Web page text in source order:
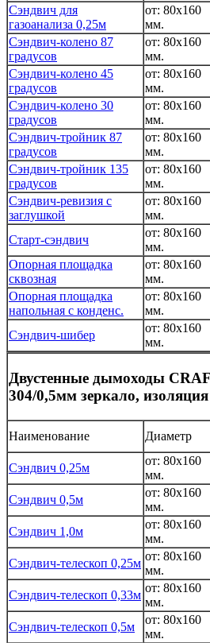
Сэндвич для
газоанализа 0,25м
от: 80x160
мм.
Сэндвич-колено 87
градусов
от: 80x160
мм.
Сэндвич-колено 45
градусов
от: 80x160
мм.
Сэндвич-колено 30
градусов
от: 80x160
мм.
Сэндвич-тройник 87
градусов
от: 80x160
мм.
Сэндвич-тройник 135
градусов
от: 80x160
мм.
Сэндвич-ревизия с
заглушкой
от: 80x160
мм.
Старт-сэндвич
от: 80x160
мм.
Опорная площадка
сквозная
от: 80x160
мм.
Опорная площадка
напольная с конденс.
от: 80x160
мм.
Сэндвич-шибер
от: 80x160
мм.
Двустенные дымоходы
304/0,5мм зеркало,
Наименование Диаметр
Сэндвич 0,25м
от: 80x160
мм.
Сэндвич 0,5м
от: 80x160
мм.
Сэндвич 1,0м
от: 80x160
мм.
Сэндвич-телескоп 0,25м
от: 80x160
мм.
Сэндвич-телескоп 0,33м
от: 80x160
мм.
Сэндвич-телескоп 0,5м
от: 80x160
мм.